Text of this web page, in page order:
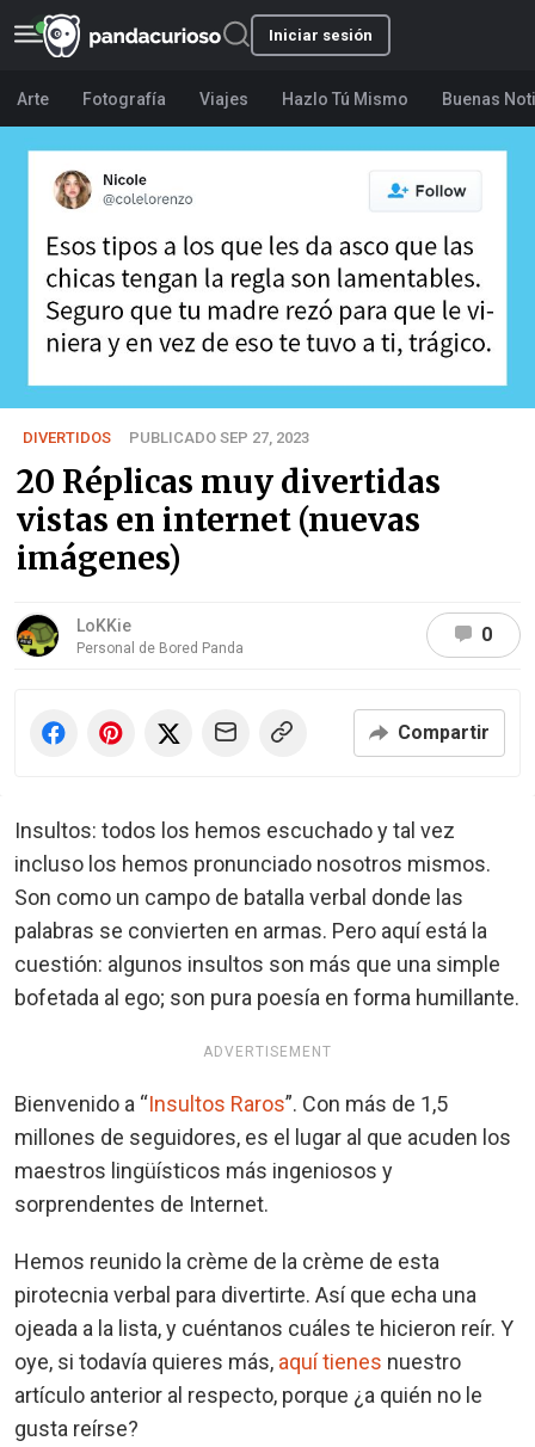
Iniciar sesión
Arte Fotografía Viajes Hazlo Tú Mismo Buenas
DIVERTIDOS PUBLICADO SEP 27, 2023
20 Réplicas muy divertidas
vistas en internet (nuevas
imágenes)
LoKKie
Personal de Bored Panda
0
Compartir
Insultos: todos los hemos escuchado y tal vez
incluso los hemos pronunciado nosotros mismos.
Son como un campo de batalla verbal donde las
palabras se convierten en armas. Pero aquí está la
cuestión: algunos insultos son más que una simple
bofetada al ego; son pura poesía en forma humillante.
ADVERTISEMENT
Bienvenido a “Insultos Raros”. Con más de 1,5
millones de seguidores, es el lugar al que acuden los
maestros lingüísticos más ingeniosos y
sorprendentes de Internet.
Hemos reunido la crème de la crème de esta
pirotecnia verbal para divertirte. Así que echa una
ojeada a la lista, y cuéntanos cuáles te hicieron reír. Y
oye, si todavía quieres más, aquí tienes nuestro
artículo anterior al respecto, porque ¿a quién no le
gusta reírse?